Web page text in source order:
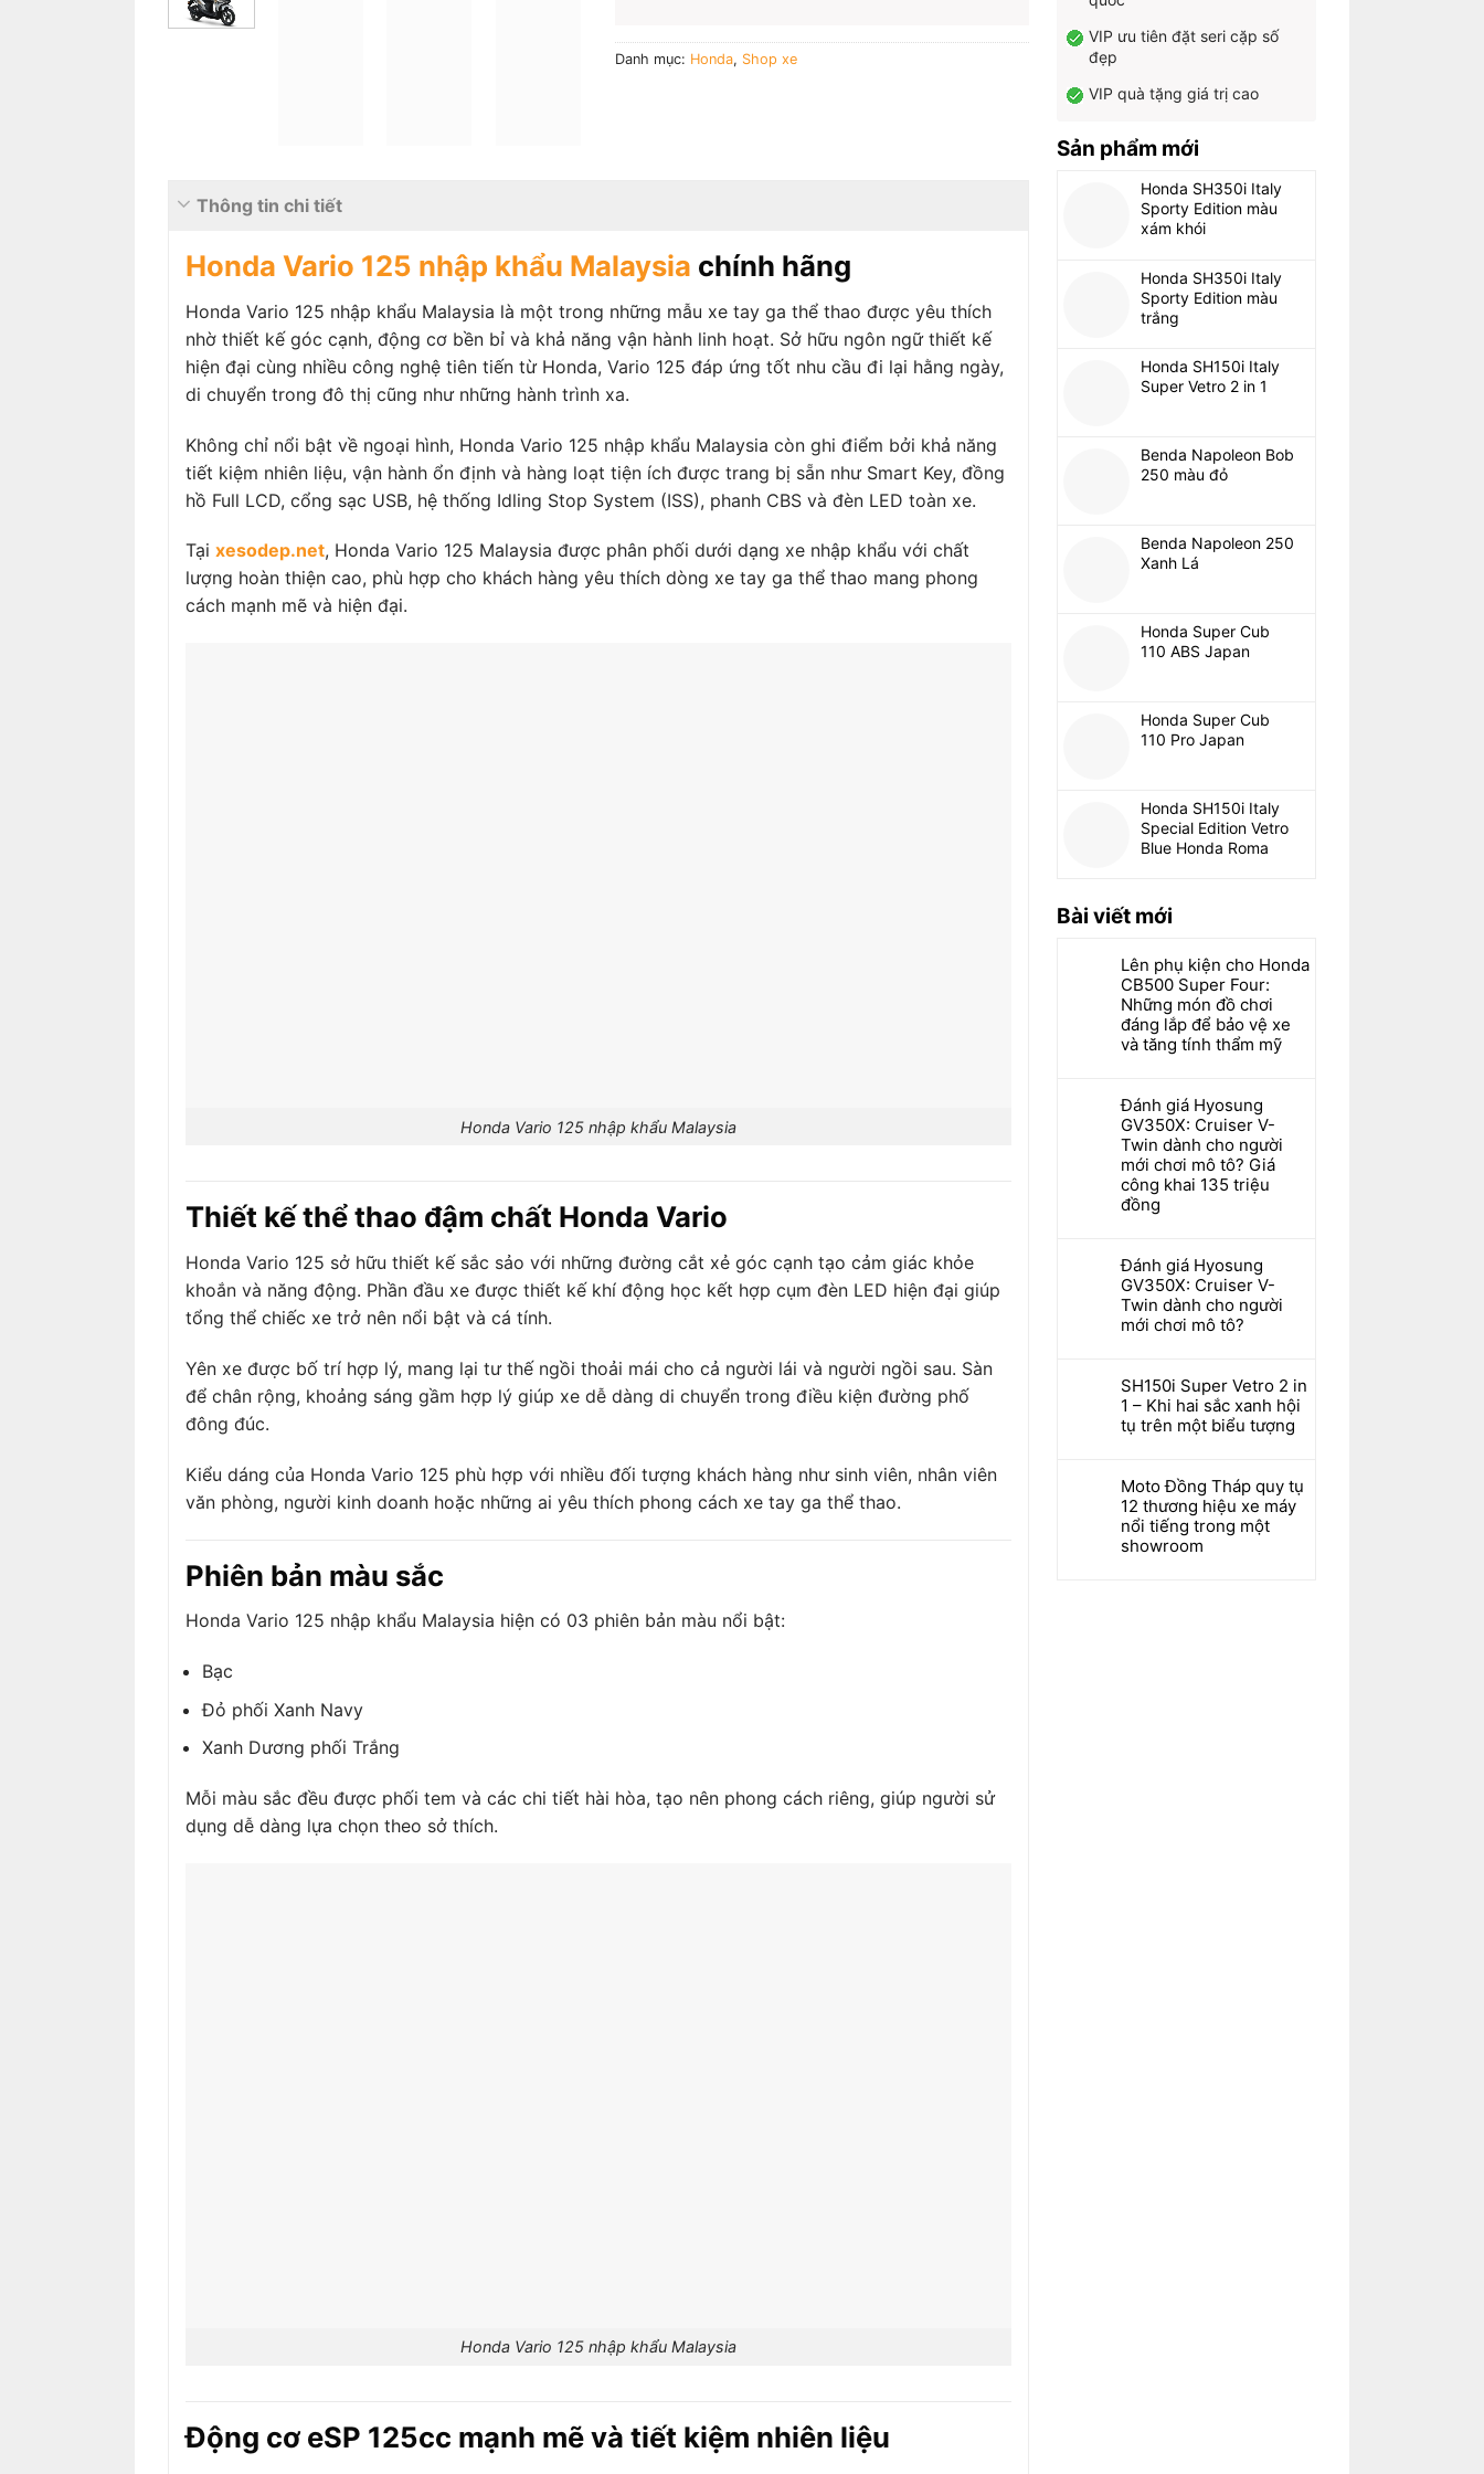
VIP ưu tiên đặt seri cặp số
đẹp
VIP quà tặng giá trị cao
Sản phẩm mới
Honda SH350i Italy
Sporty Edition màu
xám khói
Honda SH350i Italy
Sporty Edition màu
trắng
Honda SH150i Italy
Super Vetro 2 in 1
Benda Napoleon Bob
250 màu đỏ
Benda Napoleon 250
Xanh Lá
Honda Super Cub
110 ABS Japan
Honda Super Cub
110 Pro Japan
Honda SH150i Italy
Special Edition Vetro
Blue Honda Roma
Bài viết mới
Lên phụ kiện cho Honda
CB500 Super Four:
Những món đồ chơi
đáng lắp để bảo vệ xe
và tăng tính thẩm mỹ
Đánh giá Hyosung
GV350X: Cruiser V-
Twin dành cho người
mới chơi mô tô? Giá
công khai 135 triệu
đồng
Đánh giá Hyosung
GV350X: Cruiser V-
Twin dành cho người
mới chơi mô tô?
SH150i Super Vetro 2 in
1 – Khi hai sắc xanh hội
tụ trên một biểu tượng
Moto Đồng Tháp quy tụ
12 thương hiệu xe máy
nổi tiếng trong một
showroom
Danh mục: Honda, Shop xe
Thông tin chi tiết
Honda Vario 125 nhập khẩu Malaysia chính hãng
Honda Vario 125 nhập khẩu Malaysia là một trong những mẫu xe tay ga thể thao được yêu thích
nhờ thiết kế góc cạnh, động cơ bền bỉ và khả năng vận hành linh hoạt. Sở hữu ngôn ngữ thiết kế
hiện đại cùng nhiều công nghệ tiên tiến từ Honda, Vario 125 đáp ứng tốt nhu cầu đi lại hằng ngày,
di chuyển trong đô thị cũng như những hành trình xa.
Không chỉ nổi bật về ngoại hình, Honda Vario 125 nhập khẩu Malaysia còn ghi điểm bởi khả năng
tiết kiệm nhiên liệu, vận hành ổn định và hàng loạt tiện ích được trang bị sẵn như Smart Key, đồng
hồ Full LCD, cổng sạc USB, hệ thống Idling Stop System (ISS), phanh CBS và đèn LED toàn xe.
Tại xesodep.net, Honda Vario 125 Malaysia được phân phối dưới dạng xe nhập khẩu với chất
lượng hoàn thiện cao, phù hợp cho khách hàng yêu thích dòng xe tay ga thể thao mang phong
cách mạnh mẽ và hiện đại.
Honda Vario 125 nhập khẩu Malaysia
Thiết kế thể thao đậm chất Honda Vario
Honda Vario 125 sở hữu thiết kế sắc sảo với những đường cắt xẻ góc cạnh tạo cảm giác khỏe
khoắn và năng động. Phần đầu xe được thiết kế khí động học kết hợp cụm đèn LED hiện đại giúp
tổng thể chiếc xe trở nên nổi bật và cá tính.
Yên xe được bố trí hợp lý, mang lại tư thế ngồi thoải mái cho cả người lái và người ngồi sau. Sàn
để chân rộng, khoảng sáng gầm hợp lý giúp xe dễ dàng di chuyển trong điều kiện đường phố
đông đúc.
Kiểu dáng của Honda Vario 125 phù hợp với nhiều đối tượng khách hàng như sinh viên, nhân viên
văn phòng, người kinh doanh hoặc những ai yêu thích phong cách xe tay ga thể thao.
Phiên bản màu sắc
Honda Vario 125 nhập khẩu Malaysia hiện có 03 phiên bản màu nổi bật:
Bạc
Đỏ phối Xanh Navy
Xanh Dương phối Trắng
Mỗi màu sắc đều được phối tem và các chi tiết hài hòa, tạo nên phong cách riêng, giúp người sử
dụng dễ dàng lựa chọn theo sở thích.
Honda Vario 125 nhập khẩu Malaysia
Động cơ eSP 125cc mạnh mẽ và tiết kiệm nhiên liệu